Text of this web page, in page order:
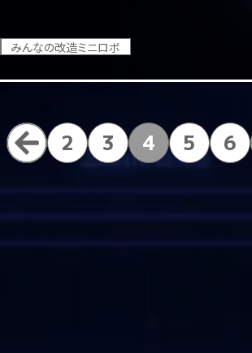
みんなの改造ミニロボ
2 3 4 5 6